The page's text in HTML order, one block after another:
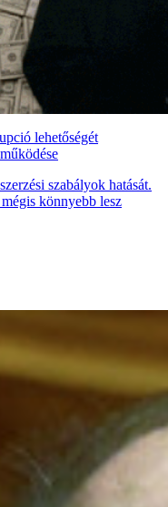
lehetőségét
szabályok hatását.
könnyebb lesz